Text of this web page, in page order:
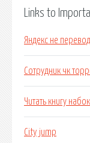
Links to
Яндекс не
Сотрудник чк
Читать книгу
City jump